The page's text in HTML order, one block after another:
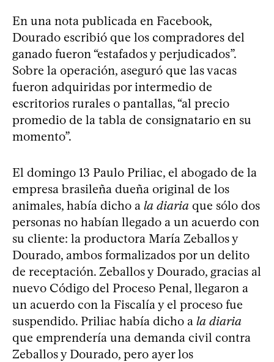
En una nota publicada en Facebook,
Dourado escribió que los compradores del
ganado fueron “estafados y perjudicados”.
Sobre la operación, aseguró que las vacas
fueron adquiridas por intermedio de
escritorios rurales o pantallas, “al precio
promedio de la tabla de consignatario en su
momento”.
El domingo 13 Paulo Priliac, el abogado de la
empresa brasileña dueña original de los
animales, había dicho a la diaria que sólo dos
personas no habían llegado a un acuerdo con
su cliente: la productora María Zeballos y
Dourado, ambos formalizados por un delito
de receptación. Zeballos y Dourado, gracias al
nuevo Código del Proceso Penal, llegaron a
un acuerdo con la Fiscalía y el proceso fue
suspendido. Priliac había dicho a la diaria
que emprendería una demanda civil contra
Zeballos y Dourado, pero ayer los